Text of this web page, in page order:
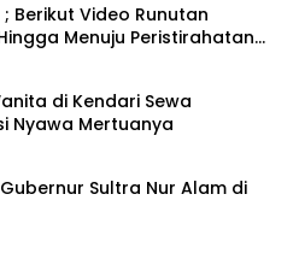
Berikut Video Runutan
Menuju Peristirahatan
di Kendari Sewa
Nyawa Mertuanya
Sultra Nur Alam di